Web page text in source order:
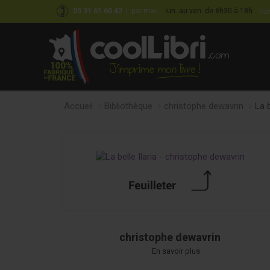
05 31 61 60 42 par mail lun. au ven. de 8h30 à 18h
Accueil Bibliothèque christophe dewavrin La
christophe dewavrin
En savoir plus